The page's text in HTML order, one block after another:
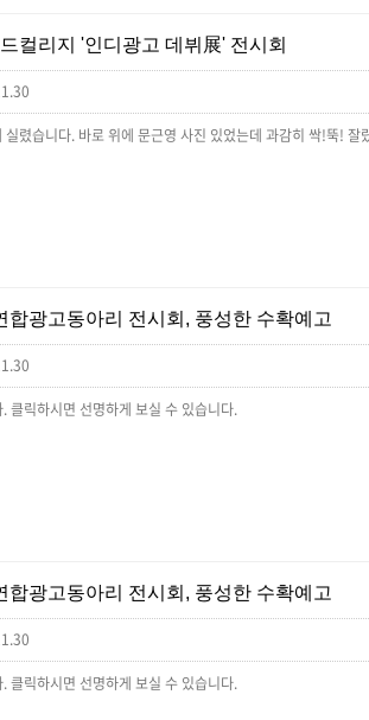
컬리지 '인디광고 데뷔展' 전시회
렸습니다. 바로 위에 문근영 사진 있었는데 과감히 싹!뚝! 잘
합광고동아리 전시회, 풍성한 수확예고
클릭하시면 선명하게 보실 수 있습니다.
합광고동아리 전시회, 풍성한 수확예고
클릭하시면 선명하게 보실 수 있습니다.